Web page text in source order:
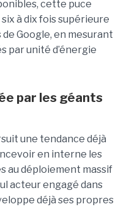
cette puce
à dix fois supérieure
Google, en mesurant
par unité d’énergie
par les géants
une tendance déjà
en interne les
au déploiement massif
acteur engagé dans
déjà ses propres